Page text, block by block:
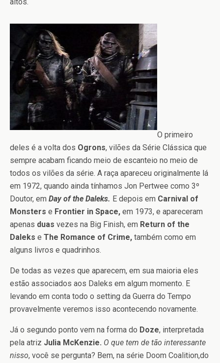
O primeiro
deles é a volta dos Ogrons, vilões da Série Clássica que
sempre acabam ficando meio de escanteio no meio de
todos os vilões da série. A raça apareceu originalmente lá
em 1972, quando ainda tínhamos Jon Pertwee como 3º
Doutor, em Day of the Daleks. E depois em Carnival of
Monsters e Frontier in Space, em 1973, e apareceram
apenas duas vezes na Big Finish, em Return of the
Daleks e The Romance of Crime, também como em
alguns livros e quadrinhos.
De todas as vezes que aparecem, em sua maioria eles
estão associados aos Daleks em algum momento. E
levando em conta todo o setting da Guerra do Tempo
provavelmente veremos isso acontecendo novamente.
Já o segundo ponto vem na forma do Doze, interpretada
pela atriz Julia McKenzie. O que tem de tão interessante
nisso, você se pergunta? Bem, na série Doom Coalition,do